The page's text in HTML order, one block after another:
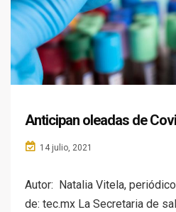
Anticipan oleadas de
14 julio, 2021
Autor: Natalia Vitela,
de: tec.mx La Secretaria de